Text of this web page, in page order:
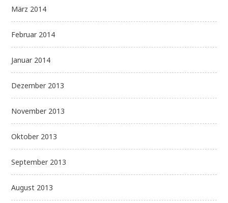
März 2014
Februar 2014
Januar 2014
Dezember 2013
November 2013
Oktober 2013
September 2013
August 2013